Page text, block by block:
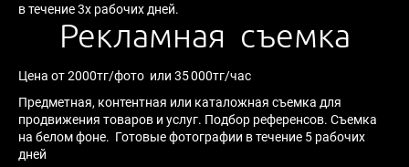
в течение 3х рабочих дней.
Рекламная съемка
Цена от 2000тг/фото или 35 000тг/час
Предметная, контентная или каталожная съемка для
продвижения товаров и услуг. Подбор референсов. Съемка
на белом фоне. Готовые фотографии в течение 5 рабочих
дней